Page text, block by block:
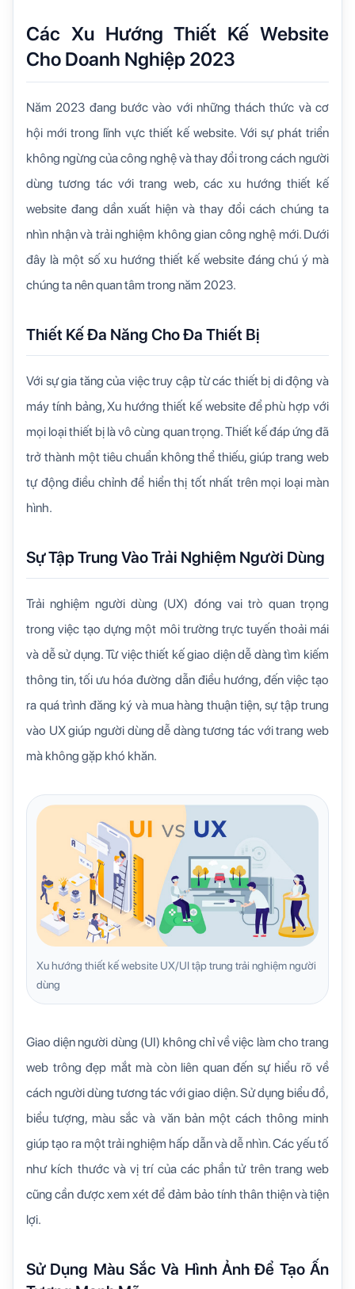
Các Xu Hướng Thiết Kế Website
Cho Doanh Nghiệp 2023
Năm 2023 đang bước vào với những thách thức và cơ
hội mới trong lĩnh vực thiết kế website. Với sự phát triển
không ngừng của công nghệ và thay đổi trong cách người
dùng tương tác với trang web, các xu hướng thiết kế
website đang dần xuất hiện và thay đổi cách chúng ta
nhìn nhận và trải nghiệm không gian công nghệ mới. Dưới
đây là một số xu hướng thiết kế website đáng chú ý mà
chúng ta nên quan tâm trong năm 2023.
Thiết Kế Đa Năng Cho Đa Thiết Bị
Với sự gia tăng của việc truy cập từ các thiết bị di động và
máy tính bảng, Xu hướng thiết kế website để phù hợp với
mọi loại thiết bị là vô cùng quan trọng. Thiết kế đáp ứng đã
trở thành một tiêu chuẩn không thể thiếu, giúp trang web
tự động điều chỉnh để hiển thị tốt nhất trên mọi loại màn
hình.
Sự Tập Trung Vào Trải Nghiệm Người Dùng
Trải nghiệm người dùng (UX) đóng vai trò quan trọng
trong việc tạo dựng một môi trường trực tuyến thoải mái
và dễ sử dụng. Từ việc thiết kế giao diện dễ dàng tìm kiếm
thông tin, tối ưu hóa đường dẫn điều hướng, đến việc tạo
ra quá trình đăng ký và mua hàng thuận tiện, sự tập trung
vào UX giúp người dùng dễ dàng tương tác với trang web
mà không gặp khó khăn.
Xu hướng thiết kế website UX/UI tập trung trải nghiệm người
dùng
Giao diện người dùng (UI) không chỉ về việc làm cho trang
web trông đẹp mắt mà còn liên quan đến sự hiểu rõ về
cách người dùng tương tác với giao diện. Sử dụng biểu đồ,
biểu tượng, màu sắc và văn bản một cách thông minh
giúp tạo ra một trải nghiệm hấp dẫn và dễ nhìn. Các yếu tố
như kích thước và vị trí của các phần tử trên trang web
cũng cần được xem xét để đảm bảo tính thân thiện và tiện
lợi.
Sử Dụng Màu Sắc Và Hình Ảnh Để Tạo Ấn